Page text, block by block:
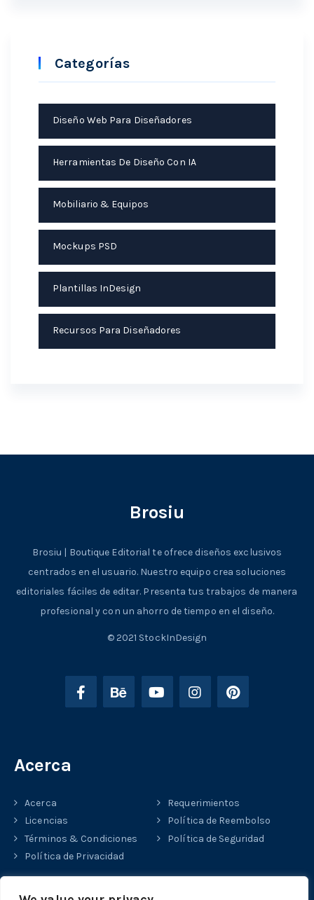
Categorías
Diseño Web Para Diseñadores
Herramientas De Diseño Con IA
Mobiliario & Equipos
Mockups PSD
Plantillas InDesign
Recursos Para Diseñadores
Brosiu
Brosiu | Boutique Editorial te ofrece diseños exclusivos
centrados en el usuario. Nuestro equipo crea soluciones
editoriales fáciles de editar. Presenta tus trabajos de manera
profesional y con un ahorro de tiempo en el diseño.
© 2021 StockInDesign
Acerca
Acerca
Requerimientos
Licencias
Política de Reembolso
Términos & Condiciones
Política de Seguridad
Política de Privacidad